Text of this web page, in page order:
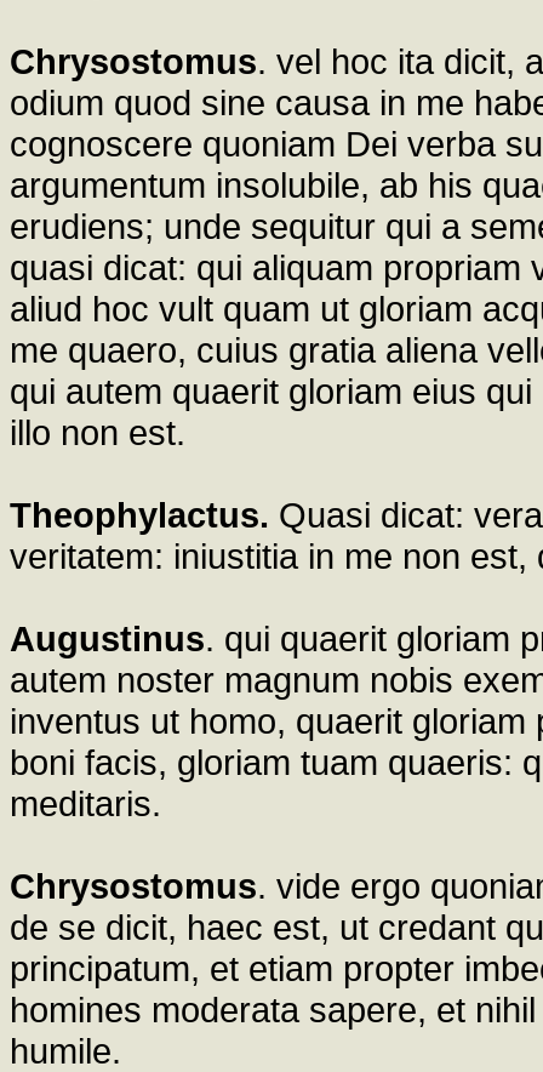
Chrysostomus. vel hoc ita dicit,
odium quod sine causa in me
cognoscere quoniam Dei verba
argumentum insolubile, ab his
erudiens; unde sequitur qui a
quasi dicat: qui aliquam propriam
aliud hoc vult quam ut gloriam
me quaero, cuius gratia aliena
qui autem quaerit gloriam eius
illo non est.
Theophylactus. Quasi dicat:
veritatem: iniustitia in me non
Augustinus. qui quaerit gloriam
autem noster magnum nobis
inventus ut homo, quaerit
boni facis, gloriam tuam quaeris:
meditaris.
Chrysostomus. vide ergo
de se dicit, haec est, ut credant
principatum, et etiam propter
homines moderata sapere, et
humile.